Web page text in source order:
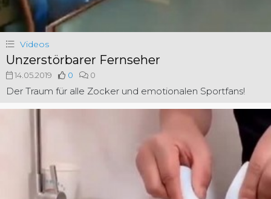
Videos
Unzerstörbarer Fernseher
14.05.2019 0 0
Der Traum für alle Zocker und emotionalen Sportfans!